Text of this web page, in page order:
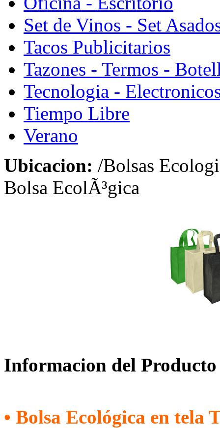
Set de Vinos - Set
Tacos Publicitarios
Tazones - Termos -
Tecnologia -
Tiempo Libre
Verano
Ubicacion: /Bolsas
Bolsa EcolÃ³gica
Informacion del Producto
• Bolsa Ecológica en tela